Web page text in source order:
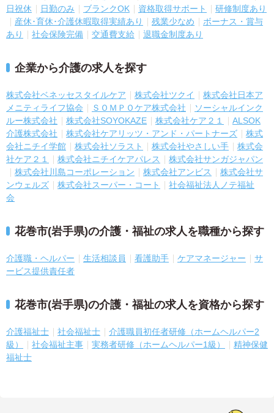
日祝休
日勤のみ ブランクOK 資格取得サポート
研修制度あり
産休･育休･介護休暇取得実績あり
残業少なめ
ボーナス・賞与
あり
社会保険完備 交通費支給 退職金制度あり
企業から介護の求人を探す
株式会社ベネッセスタイルケア 株式会社ツクイ
株式会社日本ア
メニティライフ協会
ＳＯＭＰＯケア株式会社
ソーシャルインク
ルー株式会社
株式会社SOYOKAZE 株式会社ケア２１
ALSOK
介護株式会社
株式会社ケアリッツ・アンド・パートナーズ
株式
会社ニチイ学館
株式会社ソラスト 株式会社やさしい手
株式会
社ケア２１
株式会社ニチイケアパレス
株式会社サンガジャパン
株式会社川島コーポレーション
株式会社アンビス
株式会社サ
ンウェルズ
株式会社スーパー・コート
社会福祉法人ノテ福祉
会
花巻市(岩手県)の介護・福祉の求人を職種から探す
介護職・ヘルパー 生活相談員 看護助手 ケアマネージャー
サ
ービス提供責任者
花巻市(岩手県)の介護・福祉の求人を資格から探す
介護福祉士 社会福祉士
介護職員初任者研修（ホームヘルパー2
級）
社会福祉主事 実務者研修（ホームヘルパー1級）
精神保健
福祉士